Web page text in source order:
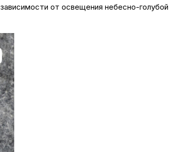
от освещения небесно-голубой